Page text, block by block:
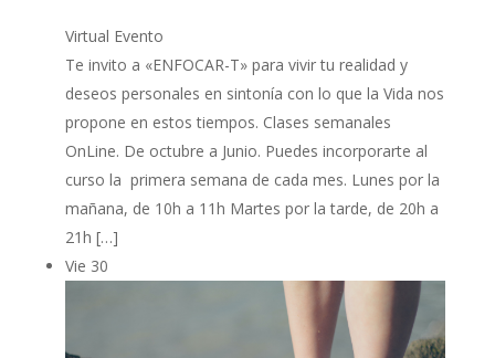
Virtual Evento
Te invito a «ENFOCAR-T» para vivir tu realidad y
deseos personales en sintonía con lo que la Vida nos
propone en estos tiempos. Clases semanales
OnLine. De octubre a Junio. Puedes incorporarte al
curso la primera semana de cada mes. Lunes por la
mañana, de 10h a 11h Martes por la tarde, de 20h a
21h […]
Vie 30